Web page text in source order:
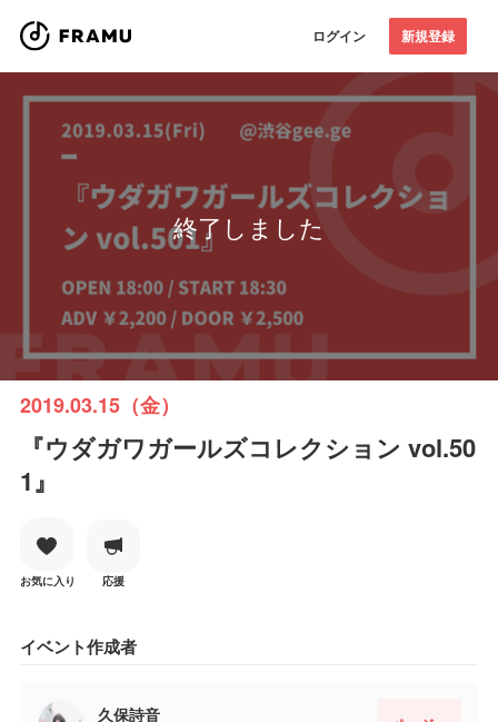
ログイン 新規登録
終了しました
2019.03.15（金）
『ウダガワガールズコレクション vol.50
1』
お気に入り 応援
イベント作成者
久保詩音